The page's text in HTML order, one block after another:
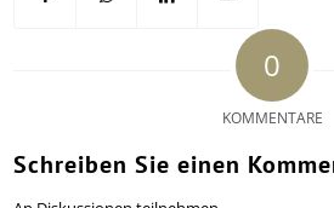
0
KOMMENTARE
Schreiben Sie einen